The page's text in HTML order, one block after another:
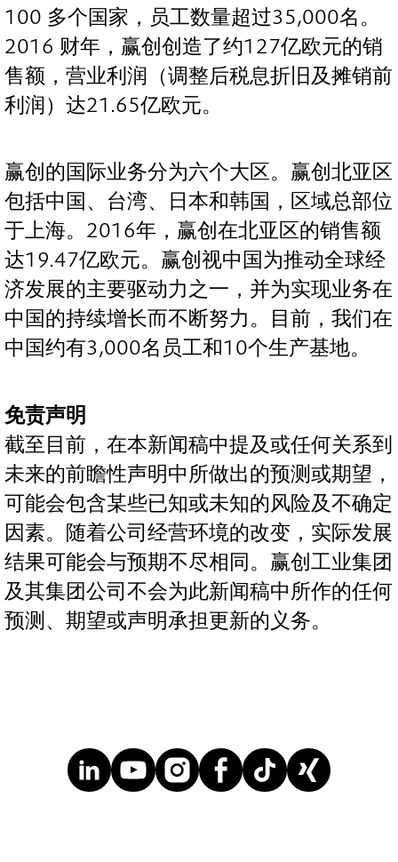
100 多个国家，员工数量超过35,000名。
2016 财年，赢创创造了约127亿欧元的销
售额，营业利润（调整后税息折旧及摊销前
利润）达21.65亿欧元。
赢创的国际业务分为六个大区。赢创北亚区
包括中国、台湾、日本和韩国，区域总部位
于上海。2016年，赢创在北亚区的销售额
达19.47亿欧元。赢创视中国为推动全球经
济发展的主要驱动力之一，并为实现业务在
中国的持续增长而不断努力。目前，我们在
中国约有3,000名员工和10个生产基地。
免责声明
截至目前，在本新闻稿中提及或任何关系到
未来的前瞻性声明中所做出的预测或期望，
可能会包含某些已知或未知的风险及不确定
因素。随着公司经营环境的改变，实际发展
结果可能会与预期不尽相同。赢创工业集团
及其集团公司不会为此新闻稿中所作的任何
预测、期望或声明承担更新的义务。